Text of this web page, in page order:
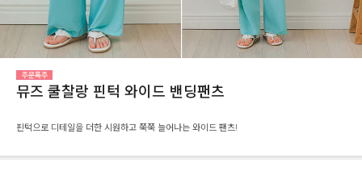
뮤즈 쿨찰랑 핀턱 와이드 밴딩팬츠
핀턱으로 디테일을 더한 시원하고 쭉쭉 늘어나는 와이드 팬츠!